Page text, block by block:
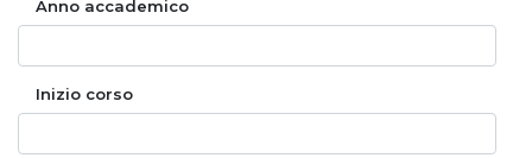
Anno accademico
Inizio corso